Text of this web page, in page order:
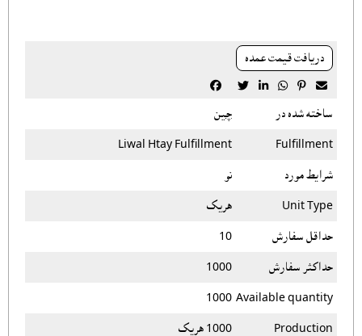
دريافت قيمت عمده
     
ساخته شده در چین
Fulfillment
Liwal Htay Fulfillment
شرایط مورد نو
Unit Type هريک
حداقل سفارش 10
حداکثر سفارش 1000
Available quantity
1000
Production
1000 هريک